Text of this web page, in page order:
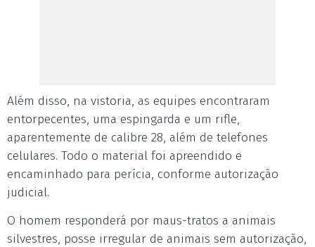
Além disso, na vistoria, as equipes encontraram
entorpecentes, uma espingarda e um rifle,
aparentemente de calibre 28, além de telefones
celulares. Todo o material foi apreendido e
encaminhado para perícia, conforme autorização
judicial.
O homem responderá por maus-tratos a animais
silvestres, posse irregular de animais sem autorização,